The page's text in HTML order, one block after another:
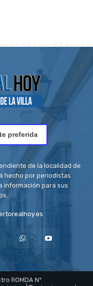
preferida
de la localidad de
hecho por periodistas
información para sus
ROMDA Nº